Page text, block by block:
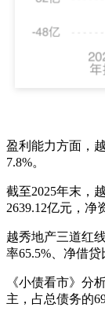
盈利能力方面，
7.8%。
截至2025年末，
2639.12亿元，净
越秀地产三道红
率65.5%、净借贷
《小债看市》分
主，占总债务的